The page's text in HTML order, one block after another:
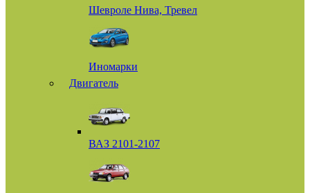
Шевроле Нива, Тревел
Иномарки
Двигатель
ВАЗ 2101-2107